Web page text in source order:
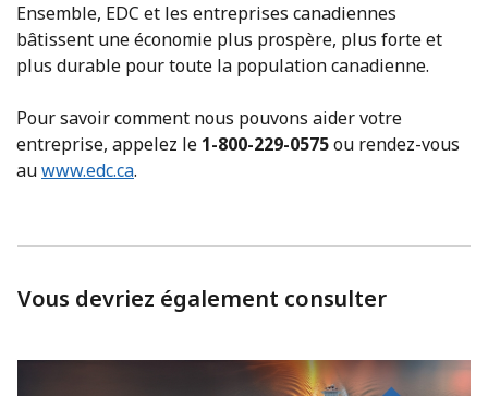
Ensemble, EDC et les entreprises canadiennes
bâtissent une économie plus prospère, plus forte et
plus durable pour toute la population canadienne.
Pour savoir comment nous pouvons aider votre
entreprise, appelez le 1-800-229-0575ou rendez-vous
auwww.edc.ca.
Vous devriez également consulter